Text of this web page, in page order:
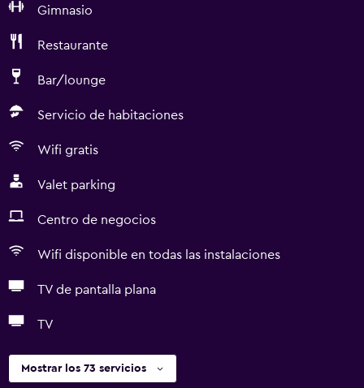
Gimnasio
Restaurante
Bar/lounge
Servicio de habitaciones
Wifi gratis
Valet parking
Centro de negocios
Wifi disponible en todas las instalaciones
TV de pantalla plana
TV
Mostrar los 73 servicios